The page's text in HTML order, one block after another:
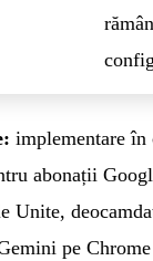
implementare în
abonații
Unite,
pe